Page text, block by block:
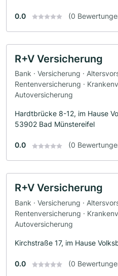
0.0 (0
R+V Versicherung
Bank · Versicherung ·
Rentenversicherung ·
Autoversicherung
Hardtbrücke 8-12, im Hause
53902 Bad Münstereifel
0.0 (0
R+V Versicherung
Bank · Versicherung ·
Rentenversicherung ·
Autoversicherung
Kirchstraße 17, im Hause
0.0 (0